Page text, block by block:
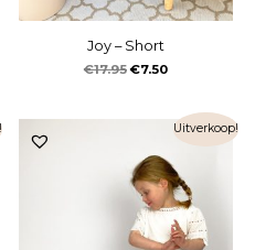
Joy – Short
€17.95 €7.50
Uitverkoop!